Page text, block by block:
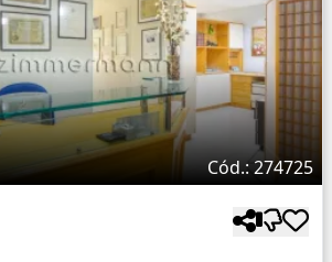
Cód.: 274725